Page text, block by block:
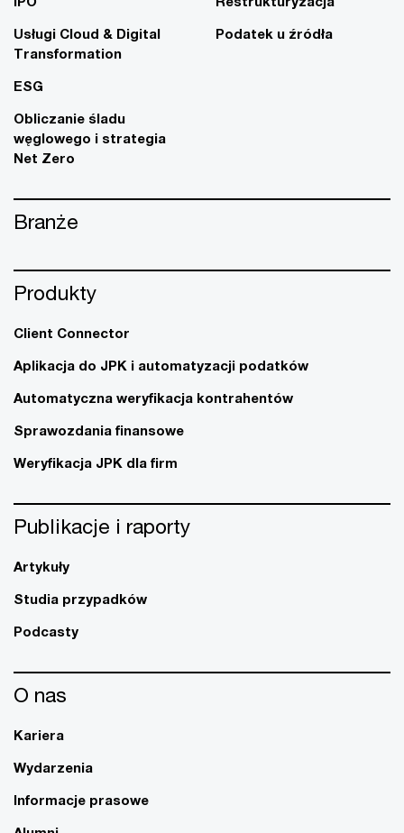
Usługi Cloud & Digital
Transformation
ESG
Obliczanie śladu
węglowego i strategia
Net Zero
Podatek u źródła
Branże
Produkty
Client Connector
Aplikacja do JPK i automatyzacji podatków
Automatyczna weryfikacja kontrahentów
Sprawozdania finansowe
Weryfikacja JPK dla firm
Publikacje i raporty
Artykuły
Studia przypadków
Podcasty
O nas
Kariera
Wydarzenia
Informacje prasowe